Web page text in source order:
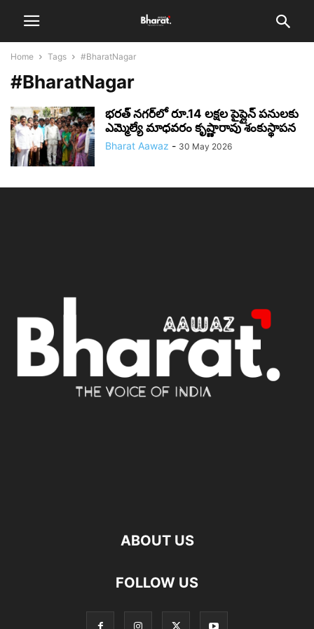
Home Tags #BharatNagar
#BharatNagar
భరత్ నగర్‌లో రూ.14 లక్షల పైప్లైన్ పనులకు
ఎమ్మెల్యే మాధవరం కృష్ణారావు శంకుస్థాపన
Bharat Aawaz - 30 May 2026
ABOUT US
FOLLOW US